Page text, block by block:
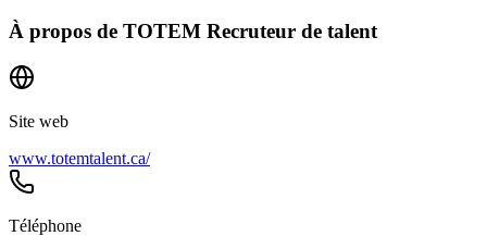
À propos de TOTEM Recruteur de talent
Site web
www.totemtalent.ca/
Téléphone